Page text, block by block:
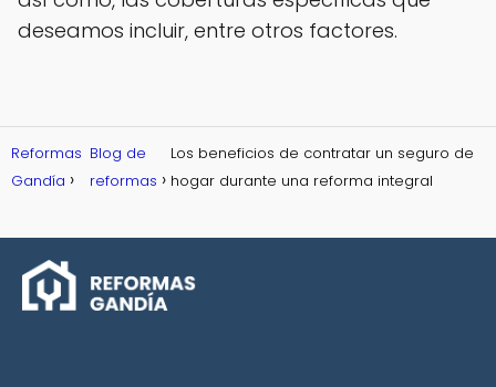
deseamos incluir, entre otros factores.
Reformas
Gandía
Blog de
reformas
Los beneficios de contratar un seguro de
hogar durante una reforma integral